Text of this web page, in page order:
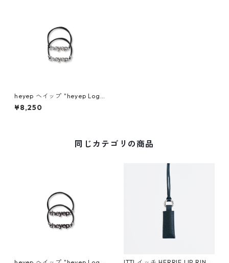
heyep ヘイップ "heyep Logo
Hair Ties (2-piece)" (SLV) h
p07126
¥8,250
同じカテゴリの商品